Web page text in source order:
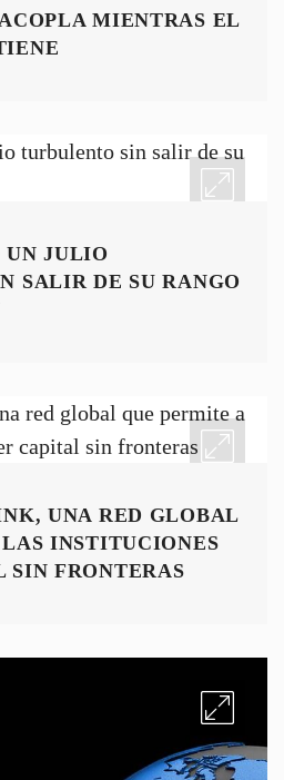
MIENTRAS EL
UN JULIO
SALIR DE SU RANGO
UNA RED GLOBAL
INSTITUCIONES
SIN FRONTERAS